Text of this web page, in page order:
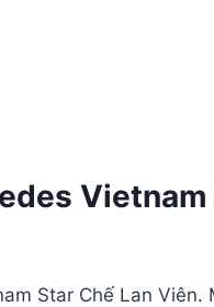
Vietnam
Star Chế Lan Viên.